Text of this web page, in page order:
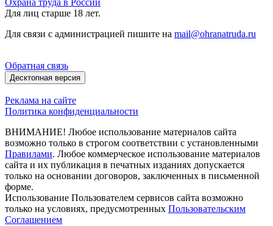
Охрана труда в России
Для лиц старше 18 лет.
Для связи с администрацией пишите на mail@ohranatruda.ru
Обратная связь
Десктопная версия
Реклама на сайте
Политика конфиденциальности
ВНИМАНИЕ! Любое использование материалов сайта
возможно только в строгом соответствии с установленными
Правилами. Любое коммерческое использование материалов
сайта и их публикация в печатных изданиях допускается
только на основании договоров, заключенных в письменной
форме.
Использование Пользователем сервисов сайта возможно
только на условиях, предусмотренных Пользовательским
Соглашением